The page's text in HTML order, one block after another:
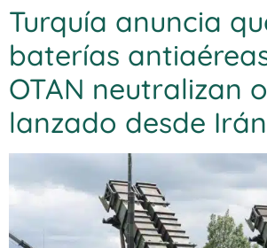
Turquía anuncia
baterías
OTAN neutralizan
lanzado desde Irán